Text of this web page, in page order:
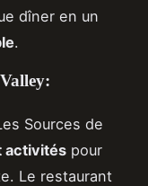
dîner en un
.
Sources de
activités pour
Le restaurant